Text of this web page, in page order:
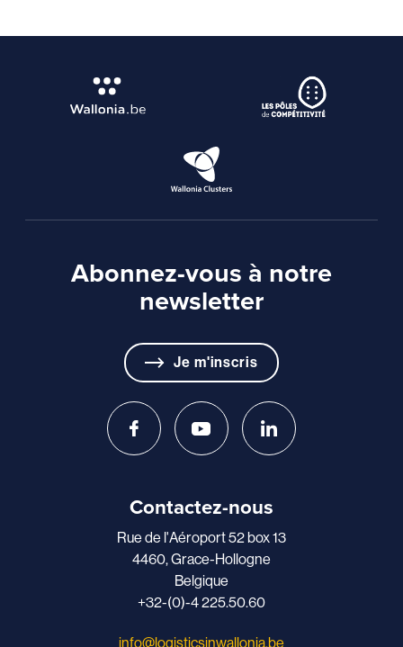
Abonnez-vous à notre
newsletter
Je m'inscris
Contactez-nous
Rue de l'Aéroport 52 box 13
4460, Grace-Hollogne
Belgique
+32-(0)-4 225.50.60
info@logisticsinwallonia.be